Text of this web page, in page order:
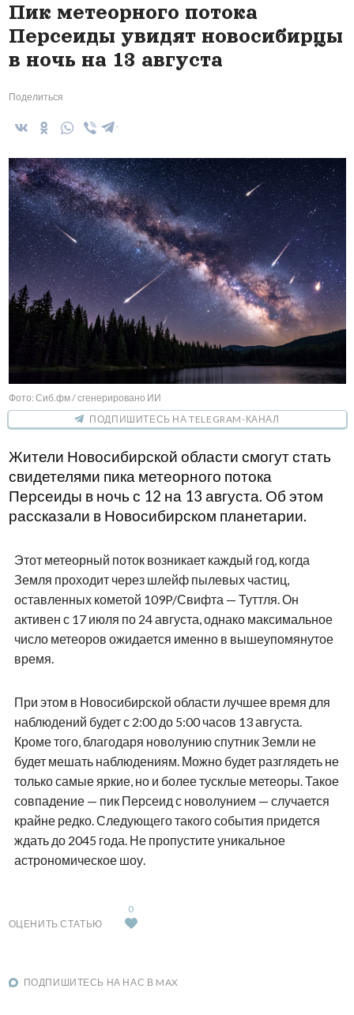
Пик метеорного потока
Персеиды увидят новосибирцы
в ночь на 13 августа
Поделиться
Фото: Сиб.фм / сгенерировано ИИ
ПОДПИШИТЕСЬ НА TELEGRAM-КАНАЛ
Жители Новосибирской области смогут стать
свидетелями пика метеорного потока
Персеиды в ночь с 12 на 13 августа. Об этом
рассказали в Новосибирском планетарии.
Этот метеорный поток возникает каждый год, когда
Земля проходит через шлейф пылевых частиц,
оставленных кометой 109P/Свифта — Туттля. Он
активен с 17 июля по 24 августа, однако максимальное
число метеоров ожидается именно в вышеупомянутое
время.
При этом в Новосибирской области лучшее время для
наблюдений будет с 2:00 до 5:00 часов 13 августа.
Кроме того, благодаря новолунию спутник Земли не
будет мешать наблюдениям. Можно будет разглядеть не
только самые яркие, но и более тусклые метеоры. Такое
совпадение — пик Персеид с новолунием — случается
крайне редко. Следующего такого события придется
ждать до 2045 года. Не пропустите уникальное
астрономическое шоу.
ОЦЕНИТЬ СТАТЬЮ
0
ПОДПИШИТЕСЬ НА НАС В MAX